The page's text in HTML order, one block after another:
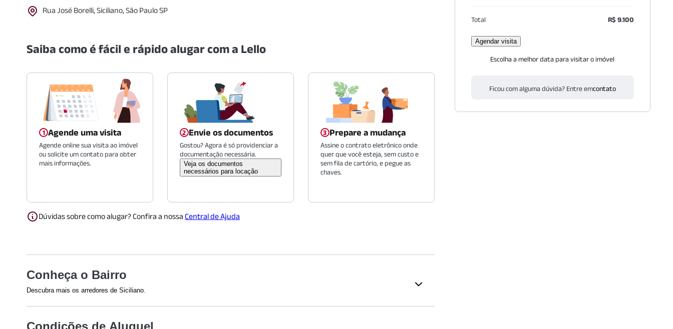
Rua José Borelli, Siciliano, São Paulo SP
Saiba como é fácil e rápido alugar com a Lello
Agende uma visita
Agende online sua visita ao imóvel
ou solicite um contato para obter
mais informações.
Envie os documentos
Gostou? Agora é só providenciar a
documentação necessária.
Veja os documentos
necessários para locação
Prepare a mudança
Assine o contrato eletrônico onde
quer que você esteja, sem custo e
sem fila de cartório, e pegue as
chaves.
Dúvidas sobre como alugar? Confira a nossa Central de Ajuda
Conheça o Bairro
Descubra mais os arredores de Siciliano.
Hospital Municipal Sorocabana
Condições de Aluguel
Total R$ 9.100
Agendar visita
Escolha a melhor data para visitar o imóvel
Ficou com alguma dúvida? Entre emcontato